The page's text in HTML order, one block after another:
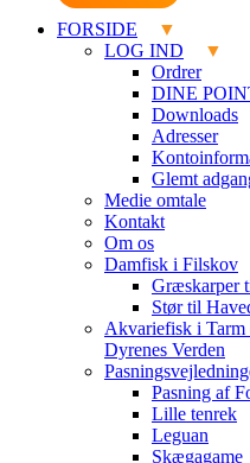
FORSIDE
LOG IND
Ordrer
DINE
Downloads
Adresser
Glemt
Medie omtale
Kontakt
Om os
Damfisk i Filskov
Græskarper
Stør til
Akvariefisk i Tarm
Dyrenes Verden
Pasning af
Lille tenrek
Leguan
Skægagame